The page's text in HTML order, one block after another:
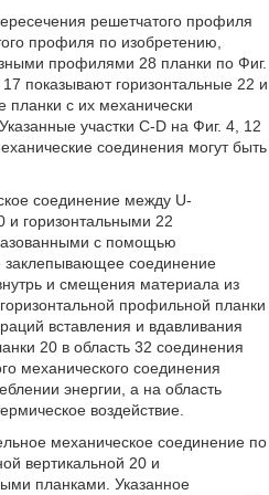
решетчатого профиля
профиля по изобретению,
профилями 28 планки по Фиг.
показывают горизонтальные 22 и
с их механически
участки C-D на Фиг. 4, 12
соединения могут быть
соединение между U-
и горизонтальными 22
с помощью
заклепывающее соединение
и смещения материала из
профильной планки
вставления и вдавливания
20 в область 32 соединения
механического соединения
энергии, а на область
воздействие.
механическое соединение по
вертикальной 20 и
планками. Указанное